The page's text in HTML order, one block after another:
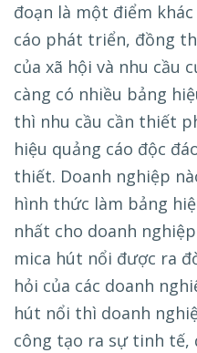
đoạn là một điểm
cáo phát triển, đồng
của xã hội và nhu cầu
càng có nhiều bảng
thì nhu cầu cần thiết
hiệu quảng cáo độc
thiết. Doanh nghiệp
hình thức làm bảng
nhất cho doanh
mica hút nổi được ra
hỏi của các doanh
hút nổi thì doanh
công tạo ra sự tinh tế,